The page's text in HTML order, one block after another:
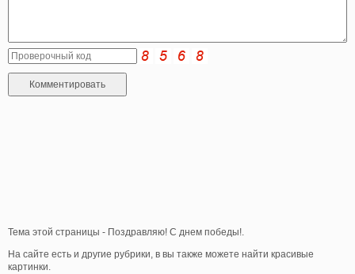
Тема этой страницы - Поздравляю! С днем победы!.
На сайте есть и другие рубрики, в вы также можете найти красивые
картинки.